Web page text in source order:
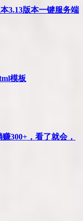
3.13版本一键服务端
模板
300+，看了就会，